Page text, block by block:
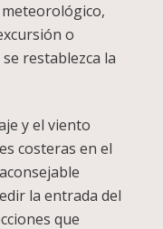
o
restablezca la
y el viento
costeras en el
la entrada del
que